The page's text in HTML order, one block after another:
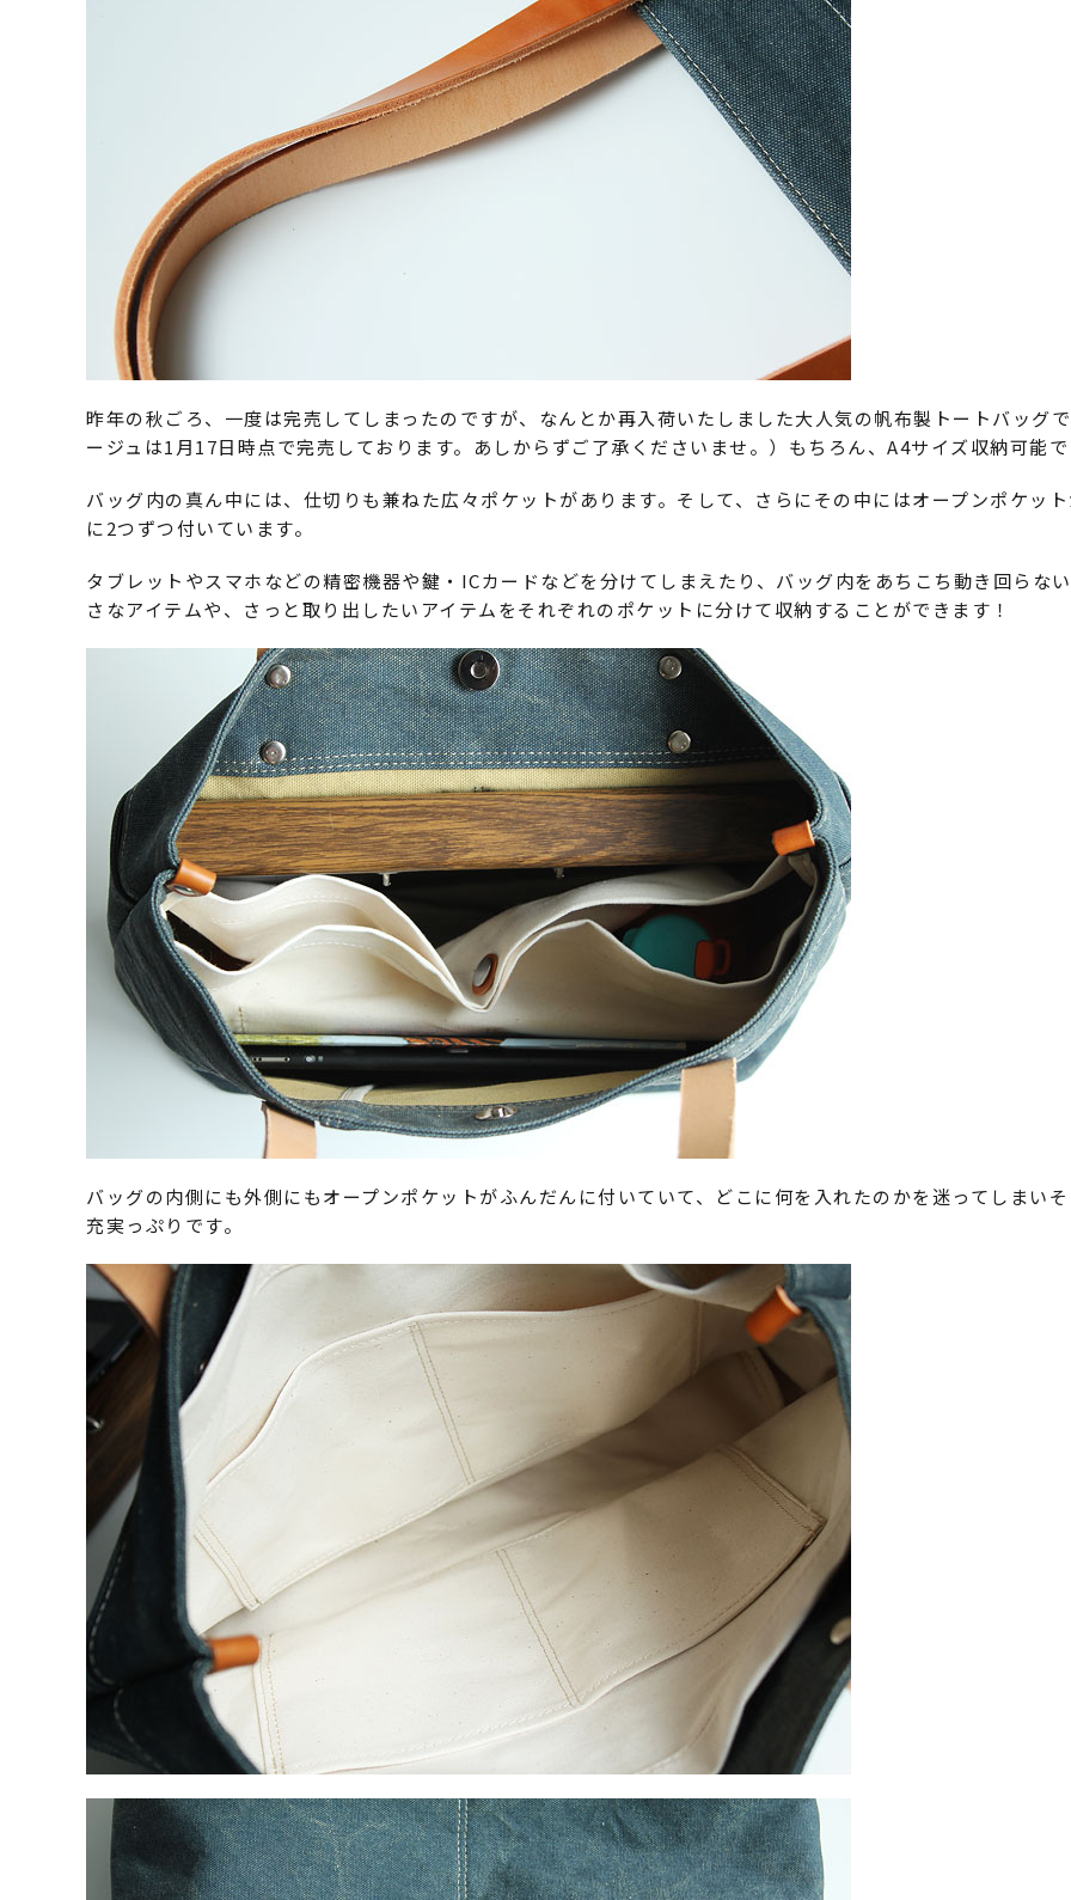
昨年の秋ごろ、一度は完売してしまったのですが、なんとか再入荷いたしました大人気の帆布製トートバッグ
ージュは1月17日時点で完売しております。あしからずご了承くださいませ。）もちろん、A4サイズ収納可能で
バッグ内の真ん中には、仕切りも兼ねた広々ポケットがあります。そして、さらにその中にはオープンポケッ
に2つずつ付いています。
タブレットやスマホなどの精密機器や鍵・ICカードなどを分けてしまえたり、バッグ内をあちこち動き回らな
さなアイテムや、さっと取り出したいアイテムをそれぞれのポケットに分けて収納することができます！
バッグの内側にも外側にもオープンポケットがふんだんに付いていて、どこに何を入れたのかを迷ってしまい
充実っぷりです。